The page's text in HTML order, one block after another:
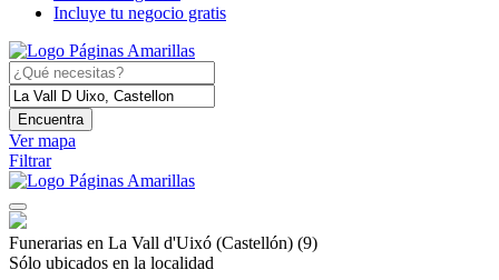
Incluye tu negocio gratis
Encuentra
Ver mapa
Filtrar
Funerarias en La Vall d'Uixó (Castellón) (9)
Sólo ubicados en la localidad